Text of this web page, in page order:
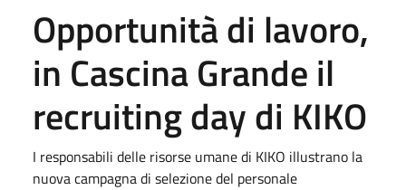
Opportunità di lavoro,
in Cascina Grande il
recruiting day di KIKO
I responsabili delle risorse umane di KIKO illustrano la
nuova campagna di selezione del personale